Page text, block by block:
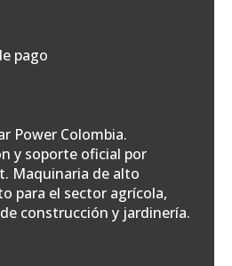
pago
Power Colombia.
y soporte oficial por
Maquinaria de alto
para el sector agrícola,
construcción y jardinería.